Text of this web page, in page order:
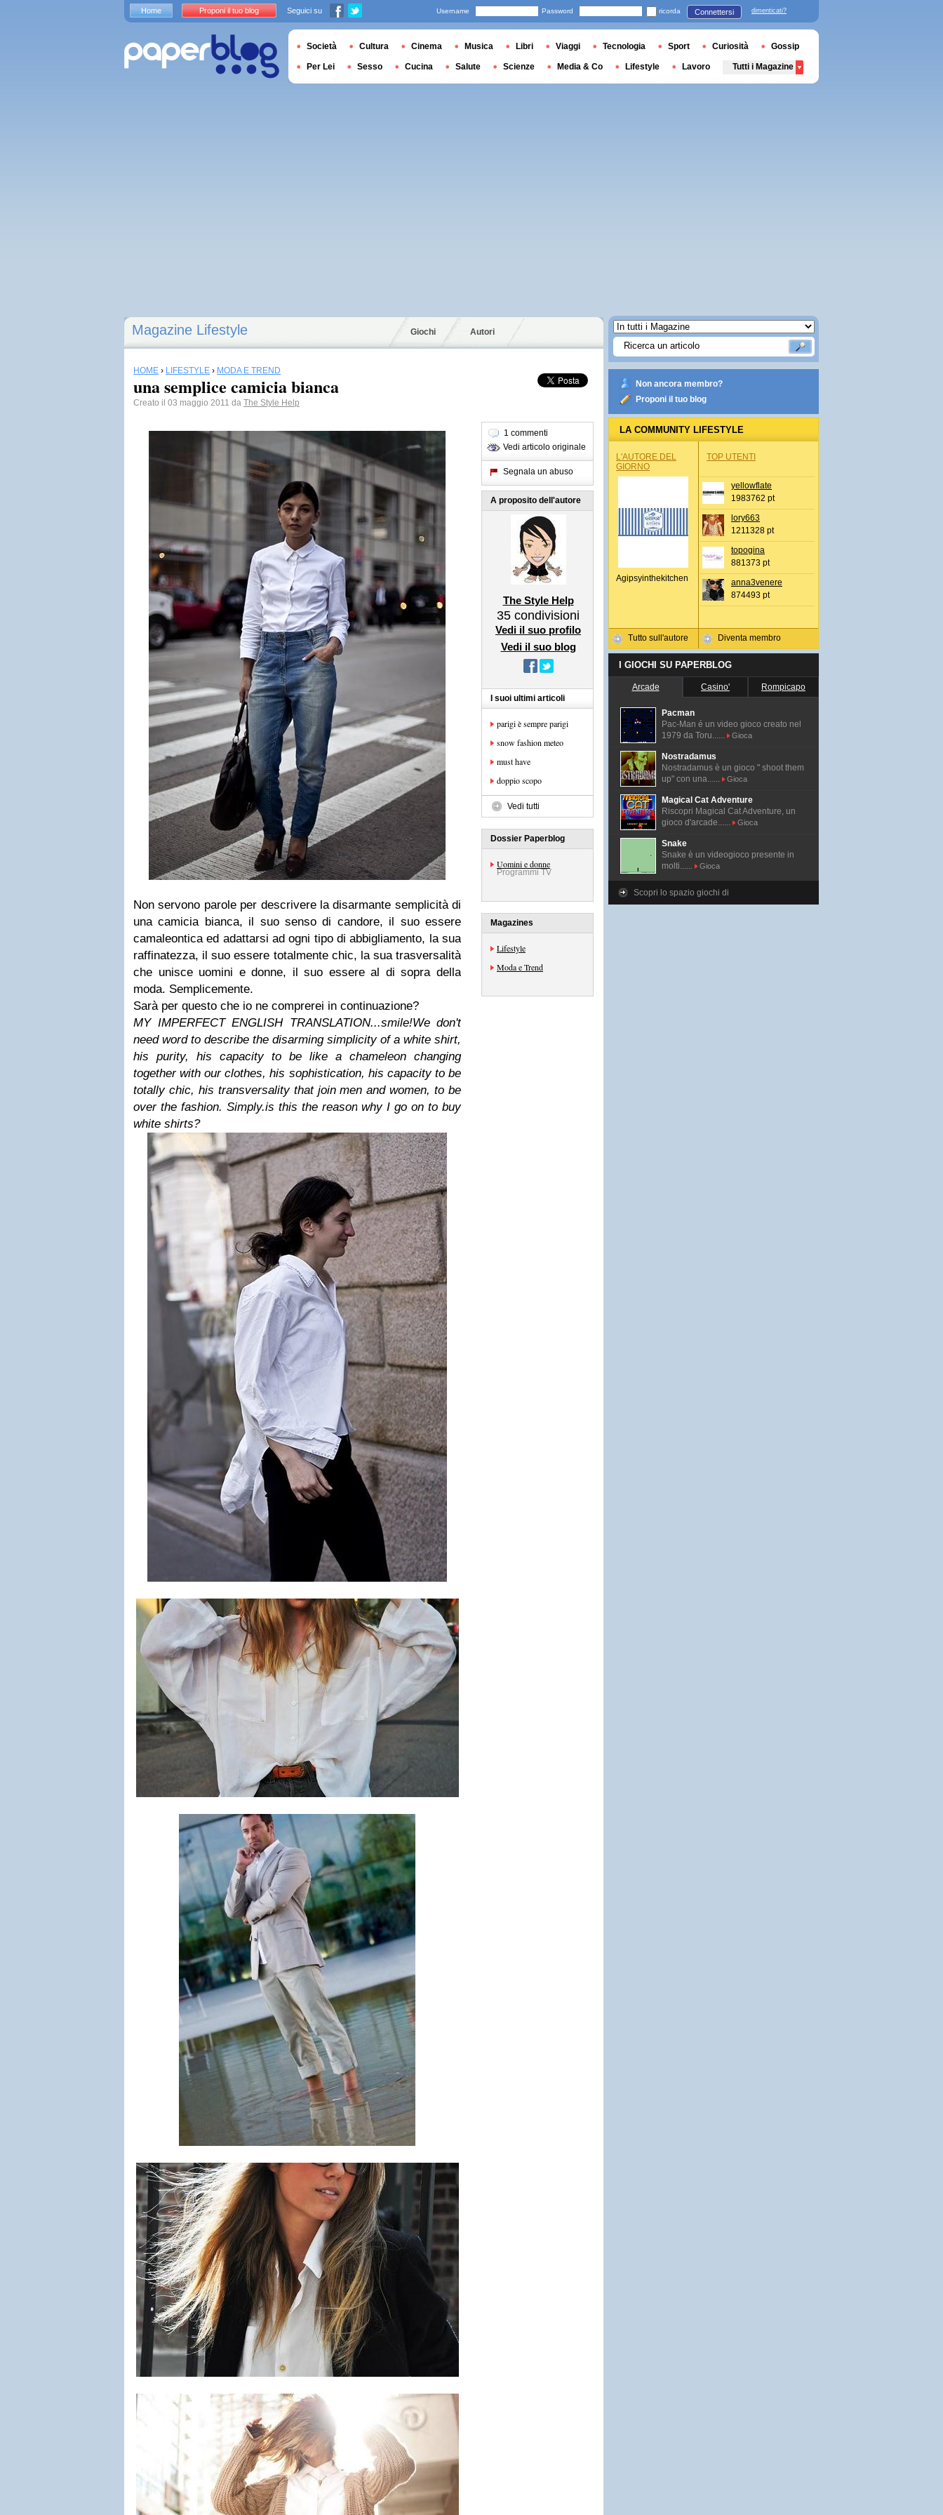
Magazine Lifestyle Giochi Autori
HOME › LIFESTYLE › MODA E TREND
una semplice camicia bianca
Creato il 03 maggio 2011 da The Style Help
Non servono parole per descrivere la disarmante semplicità di
una camicia bianca, il suo senso di candore, il suo essere
camaleontica ed adattarsi ad ogni tipo di abbigliamento, la sua
raffinatezza, il suo essere totalmente chic, la sua trasversalità
che unisce uomini e donne, il suo essere al di sopra della
moda. Semplicemente.
Sarà per questo che io ne comprerei in continuazione?
MY IMPERFECT ENGLISH TRANSLATION...smile!We don't
need word to describe the disarming simplicity of a white shirt,
his purity, his capacity to be like a chameleon changing
together with our clothes, his sophistication, his capacity to be
totally chic, his transversality that join men and women, to be
over the fashion. Simply.is this the reason why I go on to buy
white shirts?
1 commenti
Vedi articolo originale
Segnala un abuso
A proposito dell'autore
The Style Help
35 condivisioni
Vedi il suo profilo
Vedi il suo blog
I suoi ultimi articoli
parigi è sempre parigi
snow fashion meteo
must have
doppio scopo
Vedi tutti
Dossier Paperblog
Uomini e donne
Programmi TV
Magazines
Lifestyle
Moda e Trend
Non ancora membro?
Proponi il tuo blog
LA COMMUNITY LIFESTYLE
L'AUTORE DEL
GIORNO
Agipsyinthekitchen
Tutto sull'autore
TOP UTENTI
yellowflate
1983762 pt
lory663
1211328 pt
topogina
881373 pt
anna3venere
874493 pt
Diventa membro
I GIOCHI SU PAPERBLOG
Arcade Casino' Rompicapo
Pacman
Pac-Man é un video gioco creato nel
1979 da Toru......
Gioca
Nostradamus
Nostradamus è un gioco " shoot them
up" con una......
Gioca
Magical Cat Adventure
Riscopri Magical Cat Adventure, un
gioco d'arcade......
Gioca
Snake
Snake è un videogioco presente in
molti......
Gioca
Scopri lo spazio giochi di
Home Proponi il tuo blog Seguici su Username Password ricorda Connettersi dimenticati?
Società Cultura Cinema Musica Libri Viaggi Tecnologia Sport Curiosità Gossip
Per Lei Sesso Cucina Salute Scienze Media & Co Lifestyle Lavoro Tutti i Magazine